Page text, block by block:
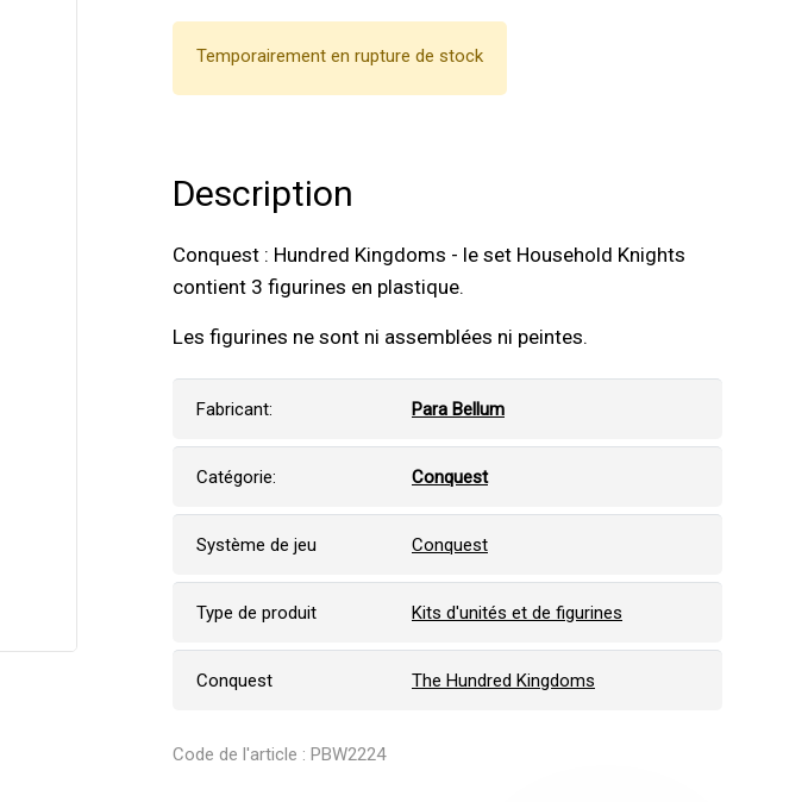
Temporairement en rupture de stock
Description
Conquest : Hundred Kingdoms - le set Household Knights
contient 3 figurines en plastique.
Les figurines ne sont ni assemblées ni peintes.
Fabricant: Para Bellum
Catégorie: Conquest
Système de jeu Conquest
Type de produit Kits d'unités et de figurines
Conquest The Hundred Kingdoms
Code de l'article : PBW2224